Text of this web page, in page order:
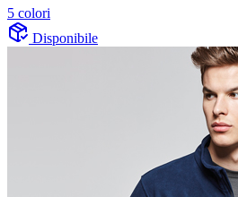
5 colori
Disponibile